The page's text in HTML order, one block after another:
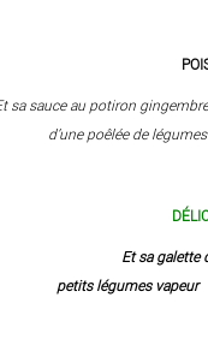
DU
sa sauce au potiron
d’une poêlée de légumes
Et sa galette
petits légumes vapeur